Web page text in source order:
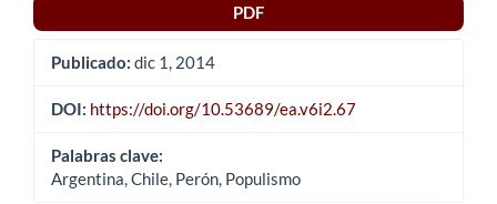
PDF
Publicado: dic 1, 2014
DOI: https://doi.org/10.53689/ea.v6i2.67
Palabras clave:
Argentina, Chile, Perón, Populismo